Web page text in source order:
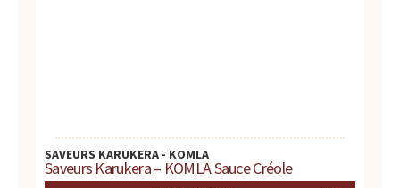
SAVEURS KARUKERA - KOMLA
Saveurs Karukera – KOMLA Sauce Créole